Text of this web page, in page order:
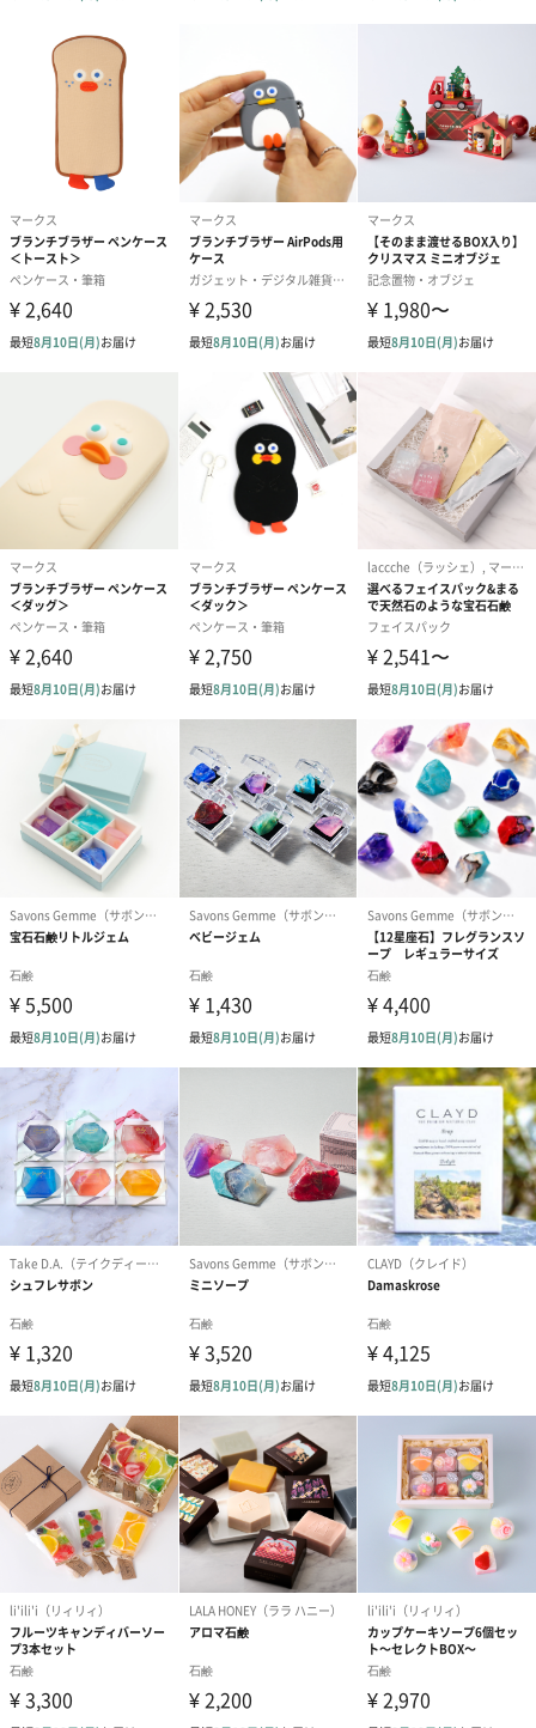
その中に、ジューシーなピーチがとろりと舞い降りて、トロピカ
ルな余韻がビーチの空気を甘く包み込みます。
まるで南国の午後にそっと溶けるピーチジュースのような、陽気
でやさしい香りです。
アジサイ
＜あじさいをイメージした香り＞
ふわりと束ねた薄紫の花々が、そよ風に揺れてやさしく香りま
す。朝の光に透ける花びらのように、清らかでみずみずしい余韻
が、心に静かにとけていきます。
季節を問わずそばに置きたくなる、静かで気品ある花束の香り。
ビタミンカラー
＜南国の風の香り＞
陽射しと風に包まれて、ココナッツとトロピカルフルーツが溶け
合う午後。
一瞬で気持ちを緩めてくれるような、やわらかく開放的な香りが
広がります。海辺のバカンスを思わせるような、軽やかでくつろ
いだひとときを届けます。
あまおうの香り
森石鹸
神奈川県茅ヶ崎市の小さい製造所で、お肌に優しい石鹸を中心に
「洗う」が楽しくなるカラフルで美しいアイテムを製造していま
す。
商品詳細情報
外装サイズ
幅4.5cm×縦6.3cm×厚み2.5cm
成分
【スイカ】
石けん素地、グリセリン、水、PG、ソルビトール、ラ
ウレス硫酸Na、ラウリル硫酸Na、塩化Na、クエン
酸、クエン酸Na、イミノジコハク酸4Na、エチドロン
227、青1、黄203、ポリエステル-３、赤104
【ナンゴクビーチ】
ウレス硫酸Na、ラウリル硫酸Na、塩化Na、クエン
酸、クエン酸Na、イミノジコハク酸4Na、エチドロン
酸4Na、香料、酸化チタン、酸化鉄、マイカ、赤
227、青1
【アジサイ】
石けん素地、グリセリン、水、PG、ソルビトール、ラ
ウレス硫酸Na、ラウリル硫酸Na、塩化Na、クエン
酸、クエン酸Na、イミノジコハク酸4Na、エチドロン
酸4Na、香料、酸化チタン、酸化鉄、マイカ、緑3、赤
227、青1、黄203
【ビタミンカラー】
石けん素地、グリセリン、水、PG、ソルビトール、ラ
ウレス硫酸Na、ラウリル硫酸Na、塩化Na、クエン
酸、クエン酸Na、イミノジコハク酸4Na、エチドロン
酸4Na、香料、酸化チタン、酸化鉄、マイカ、緑3、赤
227、青1、黄203